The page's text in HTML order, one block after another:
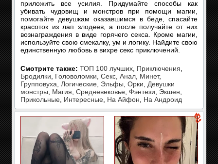
приложить все усилия. Придумайте способы как
убивать чудовищ и монстров при помощи магии,
помогайте девушкам оказавшимся в беде, спасайте
красоток из лап злодеев, а после получайте от них
вознаграждения в виде горячего секса. Кроме магии,
используйте свою смекалку, ум и логику. Найдите свою
единственную любовь в вихре секс приключений.
Смотрите также: ТОП 100 лучших Приключения
Бродилки
Головоломки Секс Анал Минет,
Групповуха
Логические Эльфы Орки
Девушки
монстры
Магия Средневековье Фэнтези Экшен
Прикольные Интересные На Айфон На Андроид